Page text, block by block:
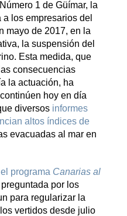
1 de Güímar, la
los empresarios del
mayo de 2017, en la
la suspensión del
Esta medida, que
consecuencias
la actuación, ha
hoy en día
diversos informes
altos índices de
evacuadas al mar en
programa Canarias al
preguntada por los
para regularizar la
vertidos desde julio